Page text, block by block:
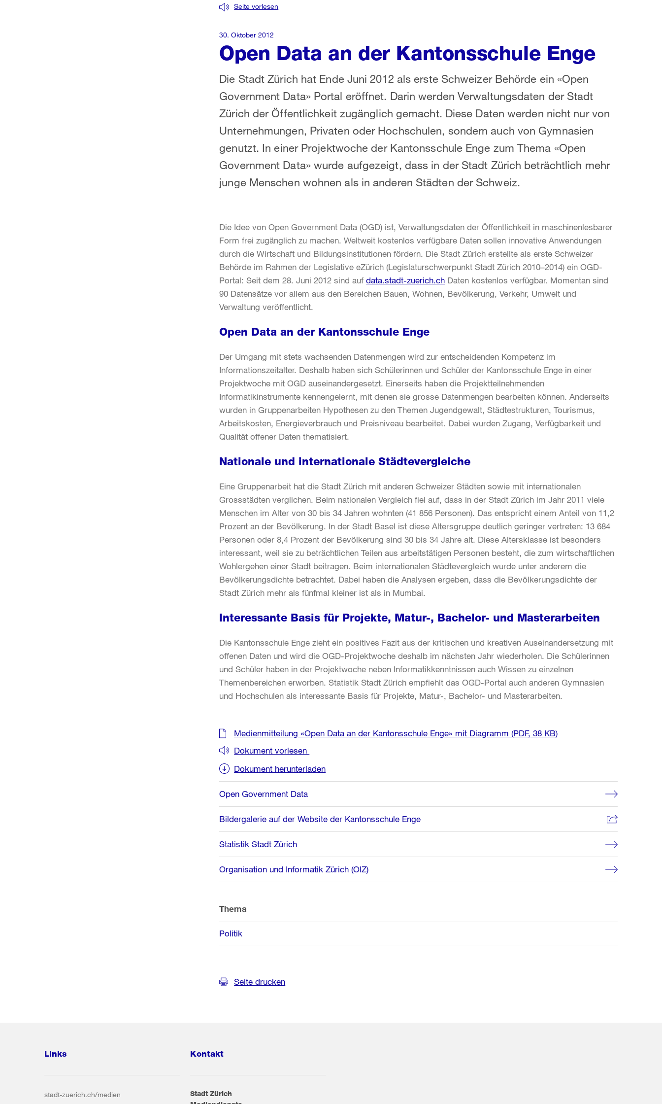
Open Data an der Kantonsschule Enge
Seite vorlesen
Die Stadt Zürich hat Ende Juni 2012 als erste Schweizer Behörde ein «Open
Government Data» Portal eröffnet. Darin werden Verwaltungsdaten der Stadt
Zürich der Öffentlichkeit zugänglich gemacht. Diese Daten werden nicht nur von
Unternehmungen, Privaten oder Hochschulen, sondern auch von Gymnasien
genutzt. In einer Projektwoche der Kantonsschule Enge zum Thema «Open
Government Data» wurde aufgezeigt, dass in der Stadt Zürich beträchtlich mehr
junge Menschen wohnen als in anderen Städten der Schweiz.
30. Oktober 2012
Die Idee von Open Government Data (OGD) ist, Verwaltungsdaten der Öffentlichkeit in maschinenlesbarer
Form frei zugänglich zu machen. Weltweit kostenlos verfügbare Daten sollen innovative Anwendungen
durch die Wirtschaft und Bildungsinstitutionen fördern. Die Stadt Zürich erstellte als erste Schweizer
Behörde im Rahmen der Legislative eZürich (Legislaturschwerpunkt Stadt Zürich 2010–2014) ein OGD-
Portal: Seit dem 28. Juni 2012 sind aufdata.stadt-zuerich.ch Daten kostenlos verfügbar. Momentan sind
90 Datensätze vor allem aus den Bereichen Bauen, Wohnen, Bevölkerung, Verkehr, Umwelt und
Verwaltung veröffentlicht.
Open Data an der Kantonsschule Enge
Der Umgang mit stets wachsenden Datenmengen wird zur entscheidenden Kompetenz im
Informationszeitalter. Deshalb haben sich Schülerinnen und Schüler der Kantonsschule Enge in einer
Projektwoche mit OGD auseinandergesetzt. Einerseits haben die Projektteilnehmenden
Informatikinstrumente kennengelernt, mit denen sie grosse Datenmengen bearbeiten können. Anderseits
wurden in Gruppenarbeiten Hypothesen zu den Themen Jugendgewalt, Städtestrukturen, Tourismus,
Arbeitskosten, Energieverbrauch und Preisniveau bearbeitet. Dabei wurden Zugang, Verfügbarkeit und
Qualität offener Daten thematisiert.
Nationale und internationale Städtevergleiche
Eine Gruppenarbeit hat die Stadt Zürich mit anderen Schweizer Städten sowie mit internationalen
Grossstädten verglichen. Beim nationalen Vergleich fiel auf, dass in der Stadt Zürich im Jahr 2011 viele
Menschen im Alter von 30 bis 34 Jahren wohnten (41 856 Personen). Das entspricht einem Anteil von 11,2
Prozent an der Bevölkerung. In der Stadt Basel ist diese Altersgruppe deutlich geringer vertreten: 13 684
Personen oder 8,4 Prozent der Bevölkerung sind 30 bis 34 Jahre alt. Diese Altersklasse ist besonders
interessant, weil sie zu beträchtlichen Teilen aus arbeitstätigen Personen besteht, die zum wirtschaftlichen
Wohlergehen einer Stadt beitragen. Beim internationalen Städtevergleich wurde unter anderem die
Bevölkerungsdichte betrachtet. Dabei haben die Analysen ergeben, dass die Bevölkerungsdichte der
Stadt Zürich mehr als fünfmal kleiner ist als in Mumbai.
Interessante Basis für Projekte, Matur-, Bachelor- und Masterarbeiten
Die Kantonsschule Enge zieht ein positives Fazit aus der kritischen und kreativen Auseinandersetzung mit
offenen Daten und wird die OGD-Projektwoche deshalb im nächsten Jahr wiederholen. Die Schülerinnen
und Schüler haben in der Projektwoche neben Informatikkenntnissen auch Wissen zu einzelnen
Themenbereichen erworben. Statistik Stadt Zürich empfiehlt das OGD-Portal auch anderen Gymnasien
und Hochschulen als interessante Basis für Projekte, Matur-, Bachelor- und Masterarbeiten.
Weitere
Informationen
Medienmitteilung «Open Data an der Kantonsschule Enge» mit Diagramm (PDF, 38 KB)
Dokument vorlesen
Dokument herunterladen
Open Government Data
Bildergalerie auf der Website der Kantonsschule Enge
Statistik Stadt Zürich
Organisation und Informatik Zürich (OIZ)
Thema
Politik
Seite drucken
Links
stadt-zuerich.ch/medien
Kontakt
Stadt Zürich